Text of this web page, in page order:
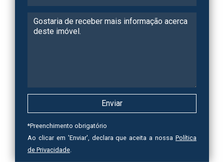
*Preenchimento obrigatório
Ao clicar em 'Enviar', declara que aceita a nossa Política
de Privacidade